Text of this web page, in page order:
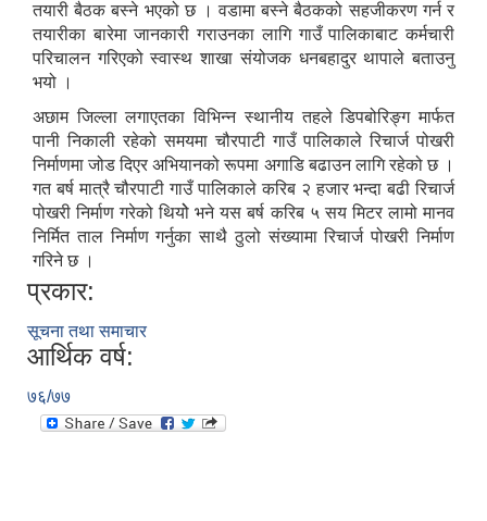
तयारी बैठक बस्ने भएको छ । वडामा बस्ने बैठकको सहजीकरण गर्न र
तयारीका बारेमा जानकारी गराउनका लागि गाउँ पालिकाबाट कर्मचारी
परिचालन गरिएको स्वास्थ शाखा संयोजक धनबहादुर थापाले बताउनु
भयो ।
अछाम जिल्ला लगाएतका विभिन्न स्थानीय तहले डिपबोरिङ्ग मार्फत
पानी निकाली रहेको समयमा चौरपाटी गाउँ पालिकाले रिचार्ज पोखरी
निर्माणमा जोड दिएर अभियानको रूपमा अगाडि बढाउन लागि रहेको छ ।
गत बर्ष मात्रै चौरपाटी गाउँ पालिकाले करिब २ हजार भन्दा बढी रिचार्ज
पोखरी निर्माण गरेको थियोे भने यस बर्ष करिब ५ सय मिटर लामो मानव
निर्मित ताल निर्माण गर्नुका साथै ठुलो संख्यामा रिचार्ज पोखरी निर्माण
गरिने छ ।
प्रकार:
सूचना तथा समाचार
आर्थिक वर्ष:
७६/७७